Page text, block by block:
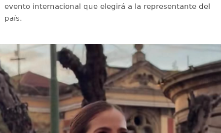
evento internacional que elegirá a la representante del
país.